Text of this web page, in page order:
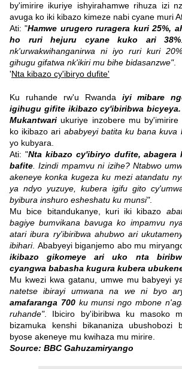
by'imirire ikuriye ishyirahamwe rihuza izi
avuga ko iki kibazo kimeze nabi cyane muri
Ati: "Hamwe urugero ruragera kuri 25%,
ho ruri hejuru cyane kuko ari 38%
nk'urwakwihanganirwa ni iyo ruri kuri
gihugu gifatwa nk'ikiri mu bihe bidasanzwe".
'Nta kibazo cy'ibiryo dufite'
Ku ruhande rw'u Rwanda iyi mibare
igihugu gifite ikibazo cy'ibiribwa bicyeya.
Mukantwari ukuriye inzobere mu by'imirire
ko ikibazo ari ababyeyi batita ku bana kuva
yo kubyara.
Ati: "Nta kibazo cy'ibiryo dufite, abagera
bafite . Izindi mpamvu ni izihe? Ntabwo
akeneye konka kugeza ku mezi atandatu
ya ndyo yuzuye, kubera igifu gito
byibura inshuro esheshatu ku munsi".
Mu bice bitandukanye, kuri iki kibazo
bagiye bumvikana bavuga ko impamvu
atari ibura ry'ibiribwa ahubwo ari
ibihari. Ababyeyi biganjemo abo mu
ikibazo gikomeye ari uko nta
cyangwa babasha kugura kubera
Mu kwezi kwa gatanu, umwe mu babyeyi
natetse ibirayi umwana na we ni byo
amafaranga 700 ku munsi ngo mbone
ruhande". Ibiciro by'ibiribwa ku masoko
bizamuka kenshi bikananiza ubushobozi
byose akeneye mu kwihaza mu mirire.
Source: BBC Gahuzamiryango